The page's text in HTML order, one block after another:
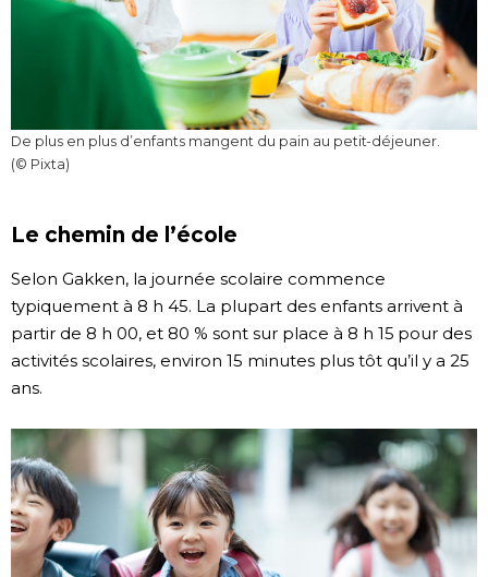
De plus en plus d’enfants mangent du pain au petit-déjeuner.
(© Pixta)
Le chemin de l’école
Selon Gakken, la journée scolaire commence
typiquement à 8 h 45. La plupart des enfants arrivent à
partir de 8 h 00, et 80 % sont sur place à 8 h 15 pour des
activités scolaires, environ 15 minutes plus tôt qu’il y a 25
ans.